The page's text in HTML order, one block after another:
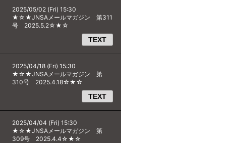
2025/05/02 (Fri) 15:30
★☆★JNSAメールマガジン 第311
号 2025.5.2☆★☆
TEXT
2025/04/18 (Fri) 15:30
★☆★JNSAメールマガジン 第
310号 2025.4.18☆★☆
TEXT
2025/04/04 (Fri) 15:30
★☆★JNSAメールマガジン 第
309号 2025.4.4☆★☆